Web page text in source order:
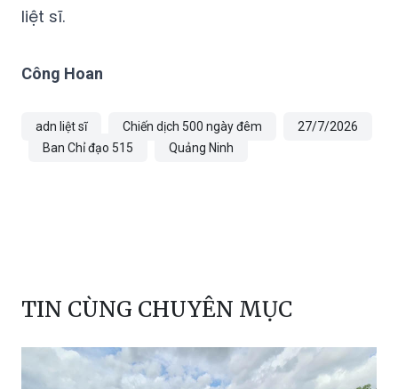
liệt sĩ.
Công Hoan
adn liệt sĩ Chiến dịch 500 ngày đêm
27/7/2026
Ban Chỉ đạo 515
Quảng Ninh
TIN CÙNG CHUYÊN MỤC